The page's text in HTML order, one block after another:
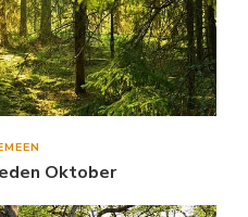
Oktober